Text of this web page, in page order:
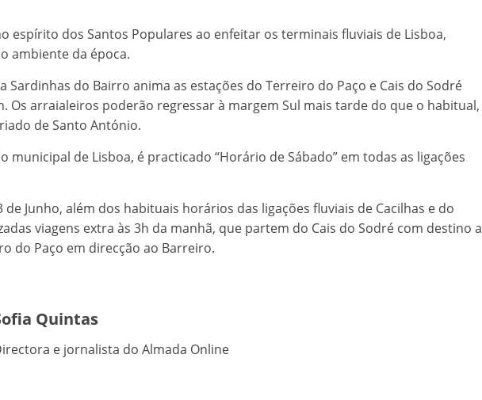
espírito dos Santos Populares ao enfeitar os terminais fluviais de Lisboa,
ambiente da época.
Sardinhas do Bairro anima as estações do Terreiro do Paço e Cais do Sodré
Os arraialeiros poderão regressar à margem Sul mais tarde do que o habitual,
de Santo António.
municipal de Lisboa, é practicado “Horário de Sábado” em todas as ligações
de Junho, além dos habituais horários das ligações fluviais de Cacilhas e do
viagens extra às 3h da manhã, que partem do Cais do Sodré com destino a
do Paço em direcção ao Barreiro.
Quintas
e jornalista do Almada Online